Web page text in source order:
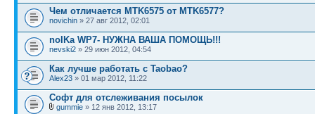
Чем отличается MTK6575 от MTK6577?
novichin » 27 авг 2012, 02:01
noIKa WP7- НУЖНА ВАША ПОМОЩЬ!!!
nevski2 » 29 июн 2012, 04:54
Как лучше работать с Taobao?
Alex23 » 01 мар 2012, 11:22
Софт для отслеживания посылок
gummie » 12 янв 2012, 13:17